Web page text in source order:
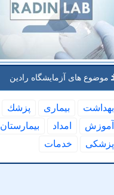
موضوع های آزمایشگاه رادین
بهداشت بیماری
پزشك
آموزش
امداد
بیمارستان
پزشكی
خدمات